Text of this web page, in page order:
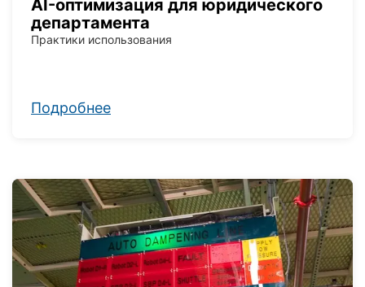
AI-оптимизация для юридического
департамента
Практики использования
Подробнее